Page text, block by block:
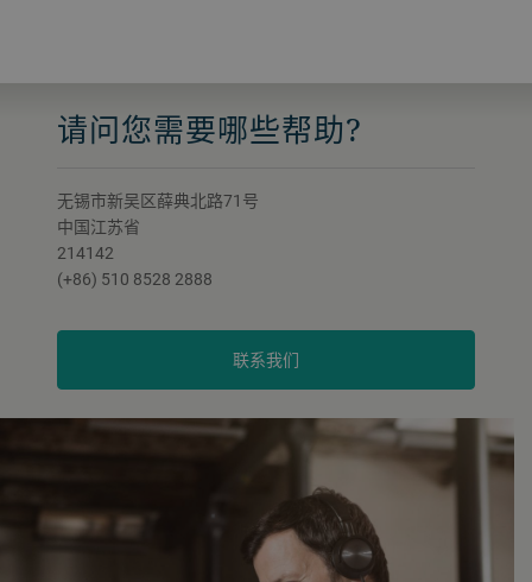
请问您需要哪些帮助?
无锡市新吴区薛典北路71号
中国江苏省
214142
(+86) 510 8528 2888
联系我们